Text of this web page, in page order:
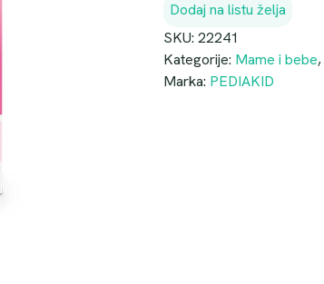
Dodaj na listu želja
SKU: 22241
Kategorije: Mame i bebe,
Marka: PEDIAKID